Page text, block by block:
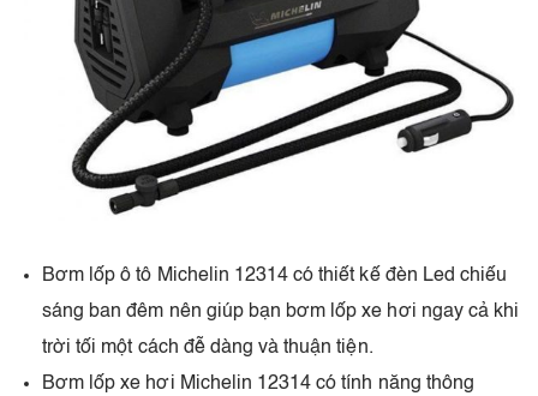
Bơm lốp ô tô Michelin 12314 có thiết kế đèn Led chiếu
sáng ban đêm nên giúp bạn bơm lốp xe hơi ngay cả khi
trời tối một cách đễ dàng và thuận tiện.
Bơm lốp xe hơi Michelin 12314 có tính năng thông